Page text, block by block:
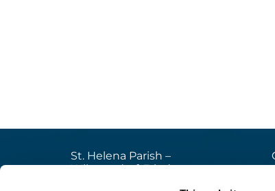
St. Helena Parish –
Wilmersdorf-Friedenau
Ludwigkirchplatz 10